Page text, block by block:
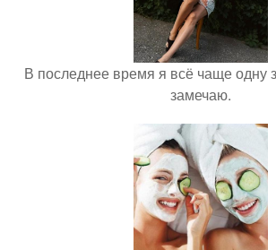
В последнее время я всё чаще одну
замечаю.